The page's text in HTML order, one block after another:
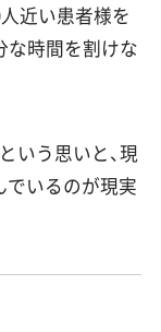
近い患者様を
な時間を割けな
いう思いと、現
いるのが現実